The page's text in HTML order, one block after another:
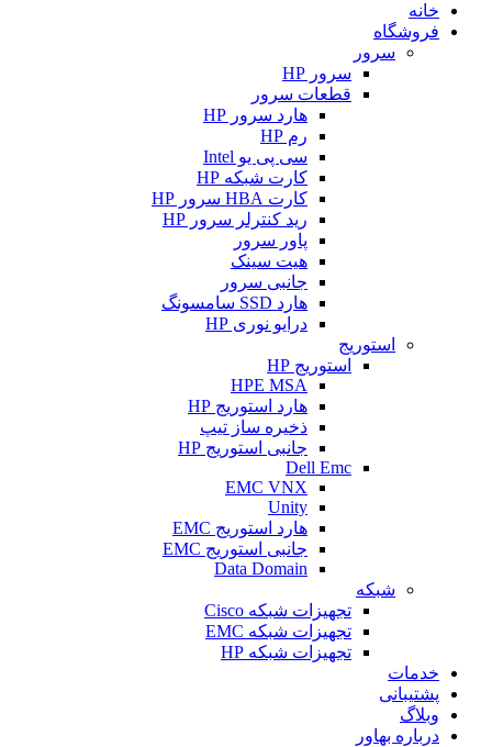
خانه
فروشگاه
سرور
سرور HP
قطعات سرور
هارد سرور HP
رم HP
سی پی یو Intel
کارت شبکه HP
کارت HBA سرور HP
رید کنترلر سرور HP
پاور سرور
هیت سینک
جانبی سرور
هارد SSD سامسونگ
درایو نوری HP
استوریج
استوریج HP
HPE MSA
هارد استوریج HP
ذخیره ساز تیپ
جانبی استوریج HP
Dell Emc
EMC VNX
Unity
هارد استوریج EMC
جانبی استوریج EMC
Data Domain
شبکه
تجهیزات شبکه Cisco
تجهیزات شبکه EMC
تجهیزات شبکه HP
خدمات
پشتیبانی
وبلاگ
درباره بهاور